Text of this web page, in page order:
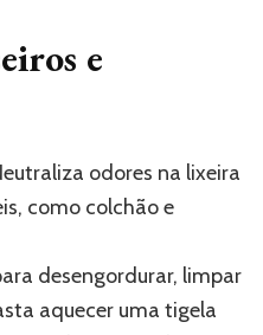
e
odores na lixeira
como colchão e
desengordurar, limpar
aquecer uma tigela